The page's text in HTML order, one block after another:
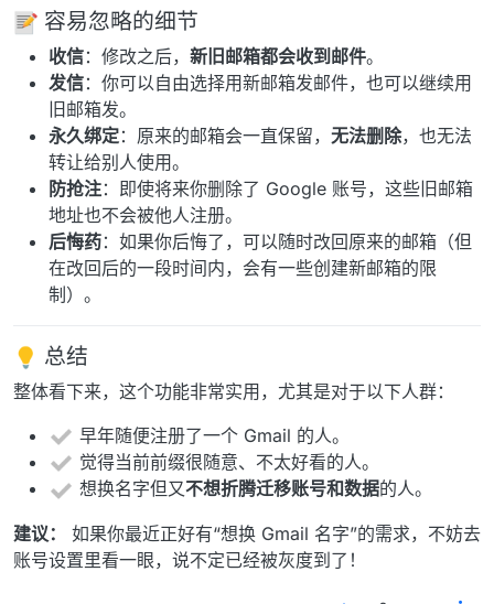
容易忽略的细节
收信：修改之后， 新旧邮箱都会收到邮件。
发信：你可以自由选择用新邮箱发邮件，也可以继续用
旧邮箱发。
永久绑定：原来的邮箱会一直保留， 无法删除，也无法
转让给别人使用。
防抢注：即使将来你删除了 Google 账号，这些旧邮箱
地址也不会被他人注册。
后悔药：如果你后悔了，可以随时改回原来的邮箱（但
在改回后的一段时间内，会有一些创建新邮箱的限
制）。
总结
整体看下来，这个功能非常实用，尤其是对于以下人群：
早年随便注册了一个 Gmail 的人。
觉得当前前缀很随意、不太好看的人。
想换名字但又不想折腾迁移账号和数据的人。
建议：
如果你最近正好有“想换 Gmail 名字”的需求，不妨去
账号设置里看一眼，说不定已经被灰度到了！